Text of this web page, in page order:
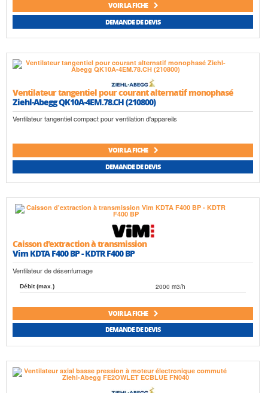
VOIR LA FICHE
DEMANDE DE DEVIS
Ventilateur tangentiel pour courant alternatif monophasé
Ziehl-Abegg QK10A-4EM.78.CH (210800)
Ventilateur tangentiel compact pour ventilation d'appareils
VOIR LA FICHE
DEMANDE DE DEVIS
Caisson d'extraction à transmission
Vim KDTA F400 BP - KDTR F400 BP
Ventilateur de désenfumage
Débit (max.) 2000 m3/h
VOIR LA FICHE
DEMANDE DE DEVIS